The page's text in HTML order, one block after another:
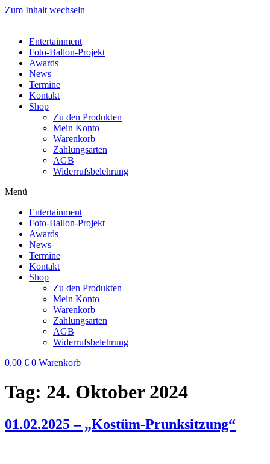
Zum Inhalt wechseln
Entertainment
Foto-Ballon-Projekt
Awards
News
Termine
Kontakt
Shop
Zu den Produkten
Mein Konto
Warenkorb
Zahlungsarten
AGB
Widerrufsbelehrung
Menü
Entertainment
Foto-Ballon-Projekt
Awards
News
Termine
Kontakt
Shop
Zu den Produkten
Mein Konto
Warenkorb
Zahlungsarten
AGB
Widerrufsbelehrung
0,00 € 0 Warenkorb
Tag: 24. Oktober 2024
01.02.2025 – „Kostüm-Prunksitzung“